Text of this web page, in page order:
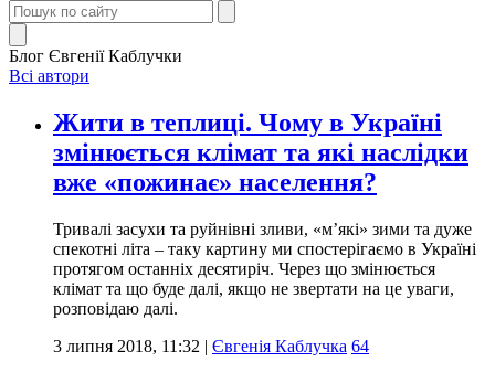
Блог Євгенії Каблучки
Всі автори
Жити в теплиці. Чому в Україні
змінюється клімат та які наслідки
вже «пожинає» населення?
Тривалі засухи та руйнівні зливи, «м’які» зими та дуже
спекотні літа – таку картину ми спостерігаємо в Україні
протягом останніх десятиріч. Через що змінюється
клімат та що буде далі, якщо не звертати на це уваги,
розповідаю далі.
3 липня 2018, 11:32 | Євгенія Каблучка 64